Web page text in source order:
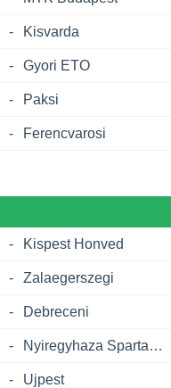
- Kisvarda
- Gyori ETO
- Paksi
- Ferencvarosi
- Kispest Honved
- Zalaegerszegi
- Debreceni
- Nyiregyhaza Spartacus
- Ujpest